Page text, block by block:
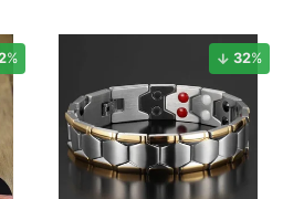
% 32%